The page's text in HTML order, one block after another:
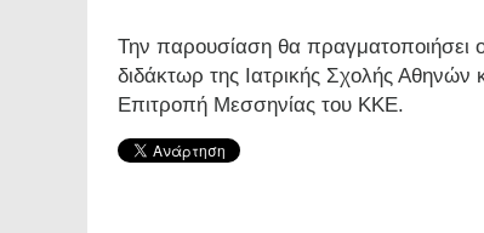
Την παρουσίαση θα πραγματοποιήσει
διδάκτωρ της Ιατρικής Σχολής
Επιτροπή Μεσσηνίας του ΚΚΕ.